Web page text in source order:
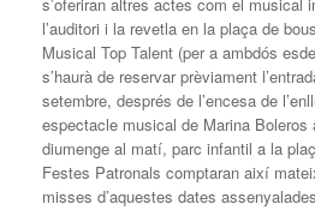
l’auditori i la revetla en la plaça de
Musical Top Talent (per a ambdós
s’haurà de reservar prèviament
setembre, després de l’encesa de
espectacle musical de Marina Boleros
diumenge al matí, parc infantil a la
Festes Patronals comptaran així
misses d’aquestes dates